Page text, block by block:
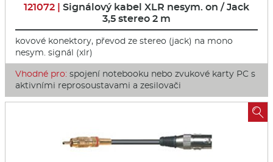
121072 | Signálový kabel XLR nesym. on / Jack
3,5 stereo 2 m
kovové konektory, převod ze stereo (jack) na mono
nesym. signál (xlr)
Vhodné pro: spojení notebooku nebo zvukové karty PC s
aktivními reprosoustavami a zesilovači
